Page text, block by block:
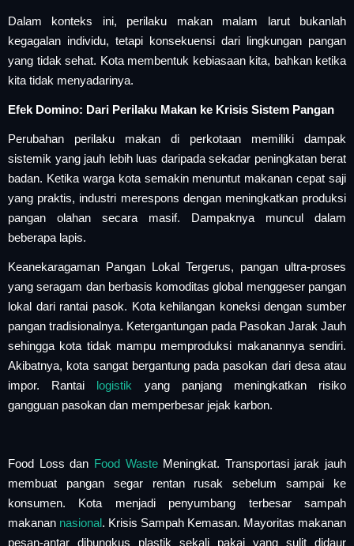
Dalam konteks ini, perilaku makan malam larut bukanlah
kegagalan individu, tetapi konsekuensi dari lingkungan pangan
yang tidak sehat. Kota membentuk kebiasaan kita, bahkan ketika
kita tidak menyadarinya.
Efek Domino: Dari Perilaku Makan ke Krisis Sistem Pangan
Perubahan perilaku makan di perkotaan memiliki dampak
sistemik yang jauh lebih luas daripada sekadar peningkatan berat
badan. Ketika warga kota semakin menuntut makanan cepat saji
yang praktis, industri merespons dengan meningkatkan produksi
pangan olahan secara masif. Dampaknya muncul dalam
beberapa lapis.
Keanekaragaman Pangan Lokal Tergerus, pangan ultra-proses
yang seragam dan berbasis komoditas global menggeser pangan
lokal dari rantai pasok. Kota kehilangan koneksi dengan sumber
pangan tradisionalnya. Ketergantungan pada Pasokan Jarak Jauh
sehingga kota tidak mampu memproduksi makanannya sendiri.
Akibatnya, kota sangat bergantung pada pasokan dari desa atau
impor. Rantai logistik yang panjang meningkatkan risiko
gangguan pasokan dan memperbesar jejak karbon.
Food Loss dan Food WasteMeningkat. Transportasi jarak jauh
membuat pangan segar rentan rusak sebelum sampai ke
konsumen. Kota menjadi penyumbang terbesar sampah
makanan nasional. Krisis Sampah Kemasan. Mayoritas makanan
pesan-antar dibungkus plastik sekali pakai yang sulit didaur